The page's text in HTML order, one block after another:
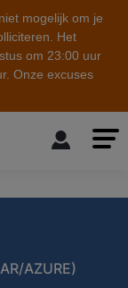
mogelijk om je
Het
om 23:00 uur
Onze excuses
AZURE)